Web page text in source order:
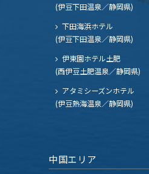
(伊豆下田温泉／静岡県)
下田海浜ホテル
(伊豆下田温泉／静岡県)
伊東園ホテル土肥
(西伊豆土肥温泉／静岡県)
アタミシーズンホテル
(伊豆熱海温泉／静岡県)
中国エリア